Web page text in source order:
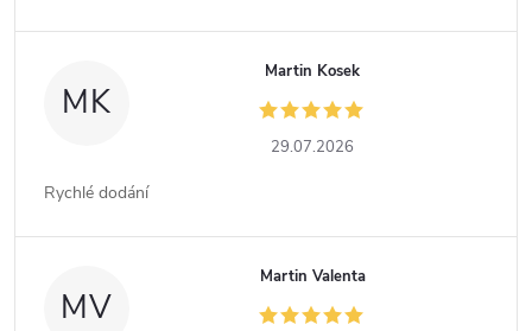
MK
Martin Kosek
29.07.2026
Rychlé dodání
MV
Martin Valenta